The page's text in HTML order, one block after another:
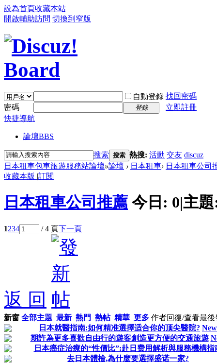
設為首頁收藏本站
開啟輔助訪問 切換到窄版
自動登錄 找回密碼
密碼
登錄
立即註冊
快捷導航
論壇BBS
搜索 搜索 熱搜: 活動 交友 discuz
日本租車包車旅遊服務站論壇»論壇 › 日本租車› 日本租車公司
收藏本版 |訂閱
日本租車公司推薦 今日: 0|主
1234 / 4 頁下一頁
返 回
新窗 全部主題 最新 熱門 熱帖 精華 更多 作者回復/查看最後
日本就醫指南:如何精准選擇适合你的顶尖醫院? New
期許為更多喜歡自由行的遊客創造更方便的交通旅遊
日本癌症治療的“性價比”:赴日费用解析與服務機構指
去日本體檢,為什麼要選擇盛诺一家?